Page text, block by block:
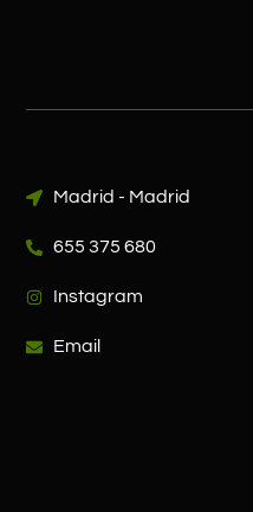
Madrid - Madrid
655 375 680
Instagram
Email